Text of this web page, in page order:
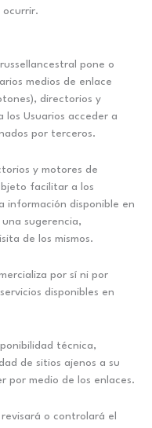
ocurrir.
pone o
medios de enlace
directorios y
Usuarios acceder a
por terceros.
y motores de
facilitar a los
información disponible en
sugerencia,
de los mismos.
por sí ni por
disponibles en
técnica,
de sitios ajenos a su
por medio de los enlaces.
o controlará el